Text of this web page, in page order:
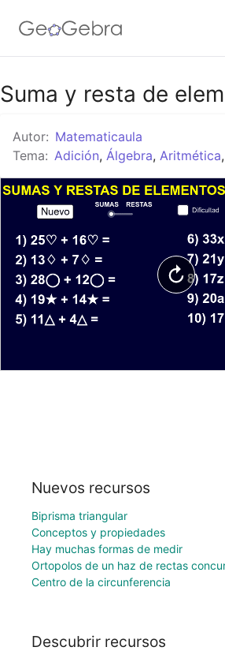
Google Classroom
GeoGebra Classroom
Abrir sesión
Suma y resta de
Autor: Matematicaula
Tema: Adición, Álgebra, Aritmética,
Nuevos recursos
Biprisma triangular
Conceptos y propiedades
Hay muchas formas de medir
Ortopolos de un haz de rectas
Centro de la circunferencia
Descubrir recursos